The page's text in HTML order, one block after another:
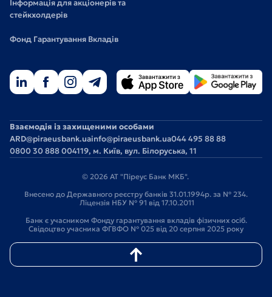
Інформація для акціонерів та
стейкхолдерів
Фонд Гарантування Вкладів
Взаємодія із захищеними особами
ARD@piraeusbank.uainfo@piraeusbank.ua044 495 88 88
0800 30 888 004119, м. Київ, вул. Білоруська, 11
© 2026 АТ "Піреус Банк МКБ".
Внесено до Державного реєстру банків 31.01.1994р. за № 234.
Ліцензія НБУ № 91 від 17.10.2011
Банк є учасником Фонду гарантування вкладів фізичних осіб.
Свідоцтво учасника ФГВФО № 025 від 20 серпня 2025 року